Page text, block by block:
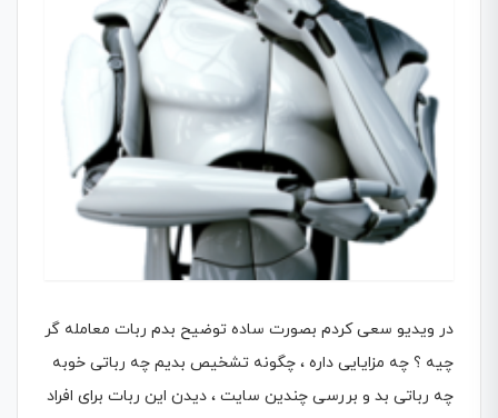
در ویدیو سعی کردم بصورت ساده توضیح بدم ربات معامله گر
چیه ؟ چه مزایایی داره ، چگونه تشخیص بدیم چه رباتی خوبه
چه رباتی بد و بررسی چندین سایت ، دیدن این ربات برای افراد